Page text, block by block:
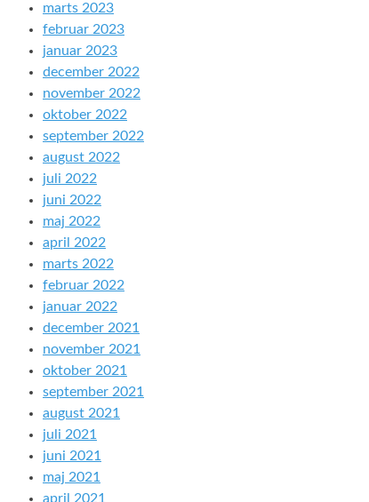
marts 2023
februar 2023
januar 2023
december 2022
november 2022
oktober 2022
september 2022
august 2022
juli 2022
juni 2022
maj 2022
april 2022
marts 2022
februar 2022
januar 2022
december 2021
november 2021
oktober 2021
september 2021
august 2021
juli 2021
juni 2021
maj 2021
april 2021